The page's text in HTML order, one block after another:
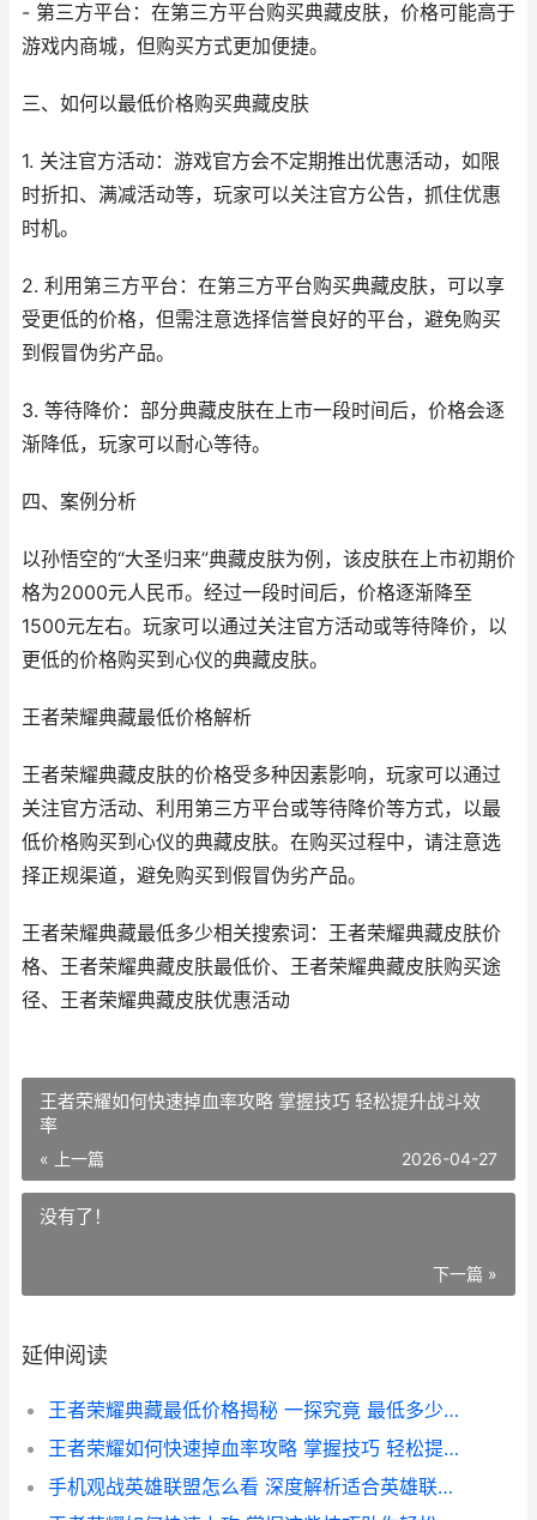
- 第三方平台：在第三方平台购买典藏皮肤，价格可能高于
游戏内商城，但购买方式更加便捷。
三、如何以最低价格购买典藏皮肤
1. 关注官方活动：游戏官方会不定期推出优惠活动，如限
时折扣、满减活动等，玩家可以关注官方公告，抓住优惠
时机。
2. 利用第三方平台：在第三方平台购买典藏皮肤，可以享
受更低的价格，但需注意选择信誉良好的平台，避免购买
到假冒伪劣产品。
3. 等待降价：部分典藏皮肤在上市一段时间后，价格会逐
渐降低，玩家可以耐心等待。
四、案例分析
以孙悟空的“大圣归来”典藏皮肤为例，该皮肤在上市初期价
格为2000元人民币。经过一段时间后，价格逐渐降至
1500元左右。玩家可以通过关注官方活动或等待降价，以
更低的价格购买到心仪的典藏皮肤。
王者荣耀典藏最低价格解析
王者荣耀典藏皮肤的价格受多种因素影响，玩家可以通过
关注官方活动、利用第三方平台或等待降价等方式，以最
低价格购买到心仪的典藏皮肤。在购买过程中，请注意选
择正规渠道，避免购买到假冒伪劣产品。
王者荣耀典藏最低多少相关搜索词：王者荣耀典藏皮肤价
格、王者荣耀典藏皮肤最低价、王者荣耀典藏皮肤购买途
径、王者荣耀典藏皮肤优惠活动
王者荣耀如何快速掉血率攻略 掌握技巧 轻松提升战斗效
率
« 上一篇 2026-04-27
没有了！
下一篇 »
延伸阅读
王者荣耀典藏最低价格揭秘 一探究竟 最低多少才能入手
王者荣耀如何快速掉血率攻略 掌握技巧 轻松提升战斗效率
手机观战英雄联盟怎么看 深度解析适合英雄联盟观战的手机选择与使用技巧